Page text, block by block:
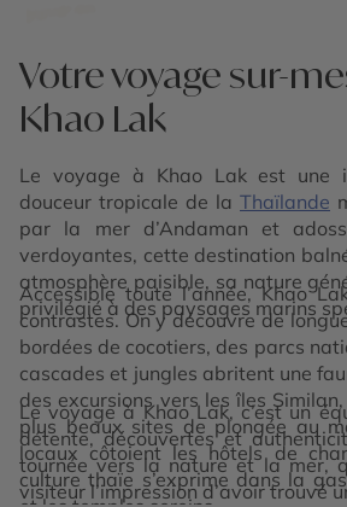
Votre voyage sur-
Khao Lak
Le voyage à Khao Lak est une
douceur tropicale de la Thaïlande
par la mer d’Andaman et
verdoyantes, cette destination
atmosphère paisible, sa nature
privilégié à des paysages marins
Accessible toute l’année, Khao
contrastes. On y découvre de
bordées de cocotiers, des parcs
cascades et jungles abritent une
des excursions vers les îles
plus beaux sites de plongée au
locaux côtoient les hôtels de
culture thaïe s’exprime dans la
Le voyage à Khao Lak, c’est un
détente, découvertes et
tournée vers la nature et la mer,
visiteur l’impression d’avoir trouvé